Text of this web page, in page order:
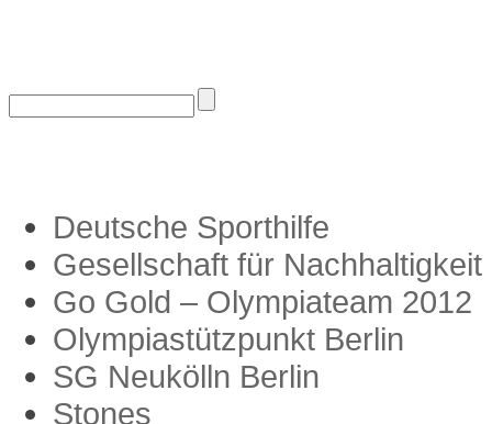
Deutsche Sporthilfe
Gesellschaft für Nachhaltigkeit
Go Gold – Olympiateam 2012
Olympiastützpunkt Berlin
SG Neukölln Berlin
Stones